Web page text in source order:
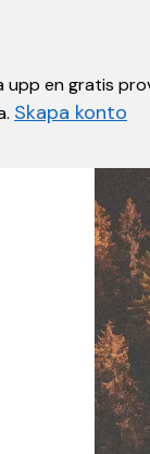
en gratis
Skapa konto